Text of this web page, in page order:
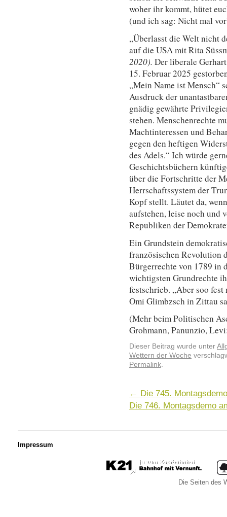
woher ihr kommt, hütet
(und ich sag: Nicht mal
„Überlasst die Welt nicht
auf die USA mit Rita
2020). Der liberale
15. Februar 2025
„Mein Name ist Mensch“
Ausdruck der
gnädig gewährte
stehen. Menschenrechte
Machtinteressen und
gegen den heftigen
des Adels.“ Ich würde
Geschichtsbüchern
über die Fortschritte der
Herrschaftssystem der
Kopf stellt. Läutet da,
aufstehen, leise noch und
Republiken der
Ein Grundstein
französischen Revolution
Bürgerrechte von 1789 in
wichtigsten Grundrechte
festschrieb. „Aber soo
Omi Glimbzsch in Zittau
(Mehr beim Politischen
Grohmann, Panunzio,
Dieser Beitrag wurde unter
Wettern der Woche
Permalink.
← Die 745.
Die 746. Montagsdemo
Impressum
Die Seiten des